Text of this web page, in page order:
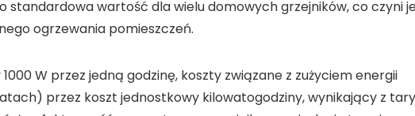
standardowa wartość dla wielu domowych grzejników, co czyni
ogrzewania pomieszczeń.
W przez jedną godzinę, koszty związane z zużyciem energii
przez koszt jednostkowy kilowatogodziny, wynikający z